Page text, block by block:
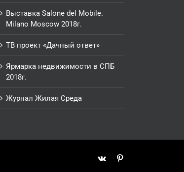
Выставка Salone del Mobile.
Milano Moscow 2018г.
ТВ проект «Дачный ответ»
Ярмарка недвижимости в СПБ
2018г.
Журнал Жилая Среда
Vk